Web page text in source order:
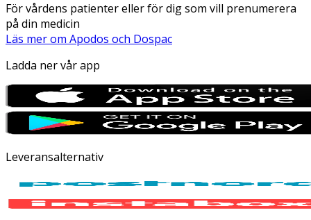
För vårdens patienter eller för dig som vill prenumerera
på din medicin
Läs mer om Apodos och Dospac
Ladda ner vår app
Leveransalternativ